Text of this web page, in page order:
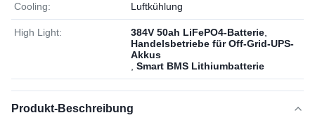
Cooling: Luftkühlung
High Light: 384V 50ah LiFePO4-Batterie
Handelsbetriebe für Off-Grid-UPS-
Akkus
Smart BMS Lithiumbatterie
Produkt-Beschreibung